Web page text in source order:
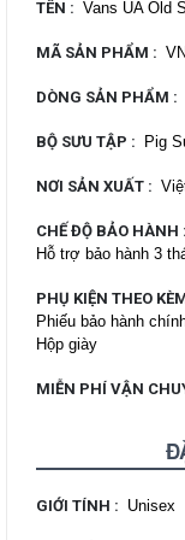
TÊN : Vans UA Old
MÃ SẢN PHẨM :
DÒNG SẢN PHẨM :
BỘ SƯU TẬP : Pig
NƠI SẢN XUẤT :
CHẾ ĐỘ BẢO HÀNH :
Hỗ trợ bảo hành 3
PHỤ KIỆN THEO
Phiếu bảo hành
Hộp giày
MIỄN PHÍ VẬN
GIỚI TÍNH : Unisex